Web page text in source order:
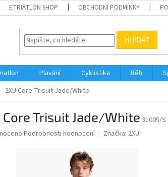
ETRIATLON SHOP OBCHODNÍ PODMÍNKY
HLEDAT
Plavání Cyklistika Běh
2XU Core Trisuit Jade/White
Core Trisuit Jade/White 31005/S
Podrobnosti hodnocení Značka: 2XU